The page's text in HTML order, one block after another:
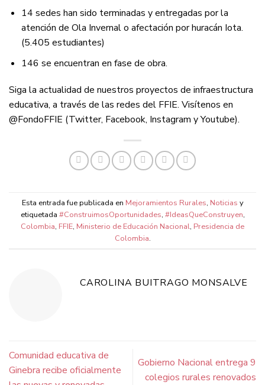
14 sedes han sido terminadas y entregadas por la
atención de Ola Invernal o afectación por huracán Iota.
(5.405 estudiantes)
146 se encuentran en fase de obra.
Siga la actualidad de nuestros proyectos de infraestructura
educativa, a través de las redes del FFIE. Visítenos en
@FondoFFIE (Twitter, Facebook, Instagram y Youtube).
Esta entrada fue publicada en Mejoramientos Rurales, Noticias y
etiquetada #ConstruimosOportunidades, #IdeasQueConstruyen,
Colombia, FFIE, Ministerio de Educación Nacional, Presidencia de
Colombia.
CAROLINA BUITRAGO MONSALVE
Comunidad educativa de
Ginebra recibe oficialmente
Gobierno Nacional entrega 9
colegios rurales renovados